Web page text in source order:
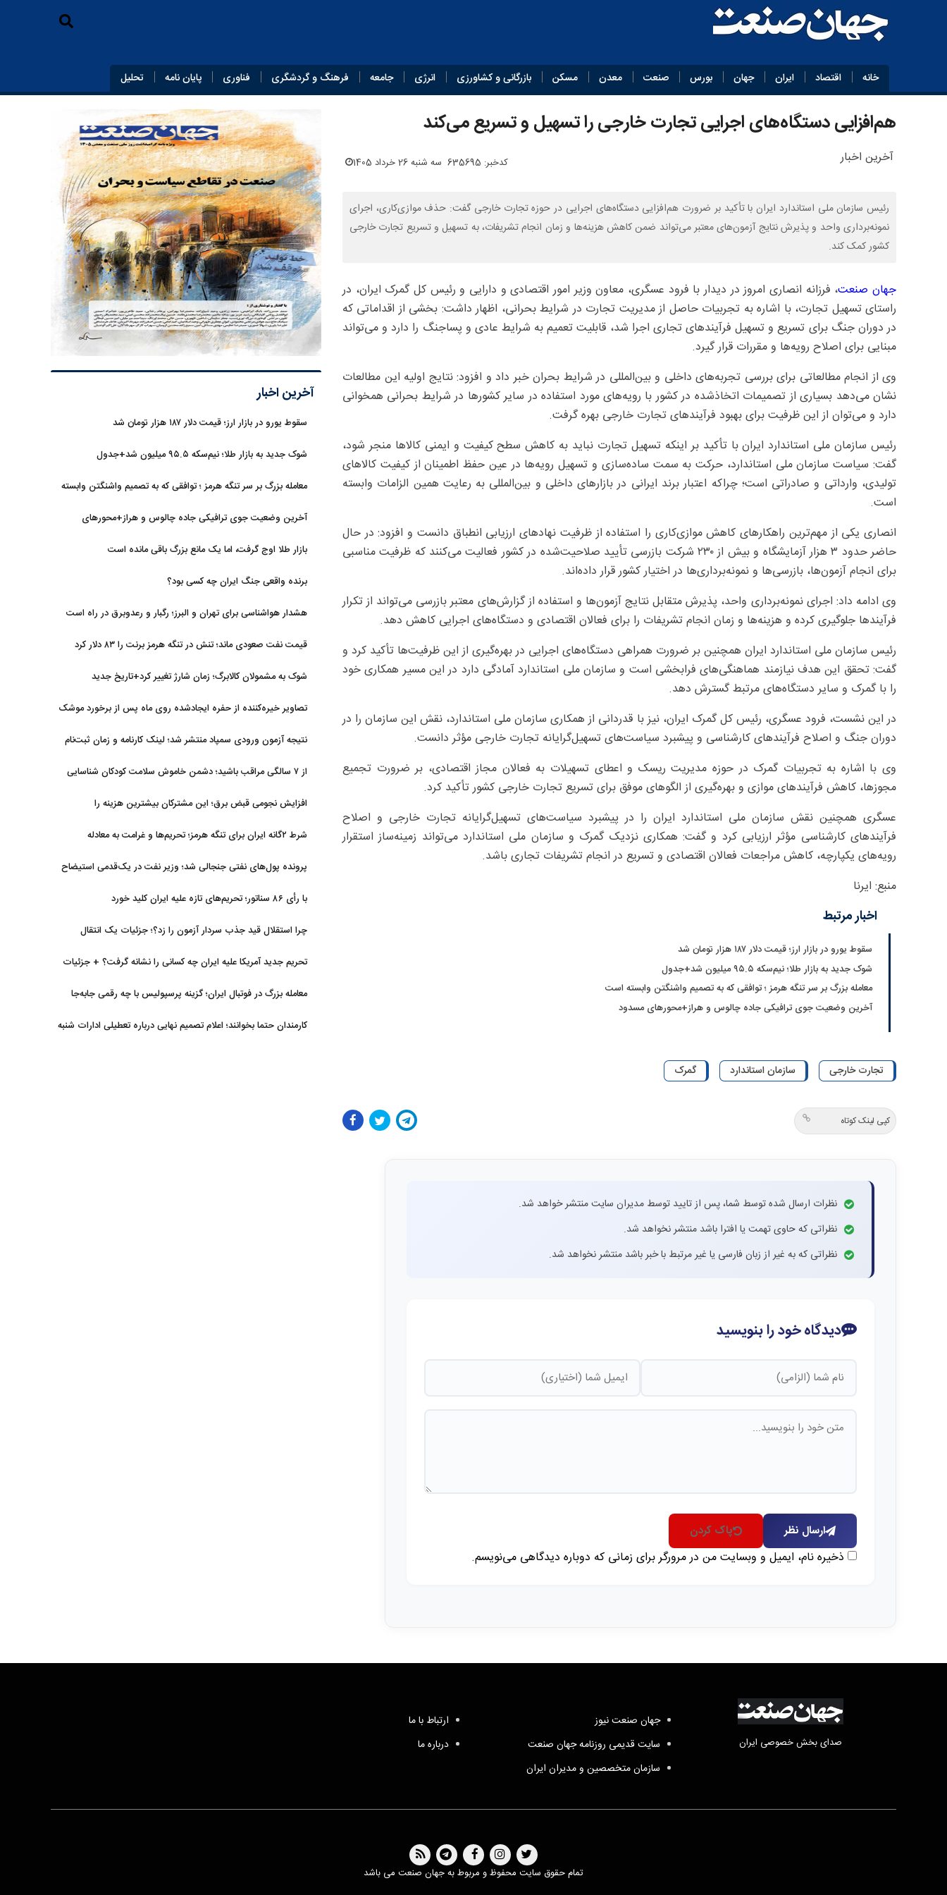
خانه اقتصاد ایران جهان بورس صنعت معدن مسکن بازرگانی و کشاورزی انرژی جامعه فرهنگ و گردشگری فناوری پایان‌ نامه تحلیل
هم‌افزایی دستگاه‌های اجرایی تجارت خارجی را تسهیل و تسریع می‌کند
آخرین اخبار کدخبر: 635695 سه شنبه 26 خرداد 1405
رئیس سازمان ملی استاندارد ایران با تأکید بر ضرورت هم‌افزایی دستگاه‌های اجرایی در حوزه تجارت خارجی گفت: حذف موازی‌کاری، اجرای
نمونه‌برداری واحد و پذیرش نتایج آزمون‌های معتبر می‌تواند ضمن کاهش هزینه‌ها و زمان انجام تشریفات، به تسهیل و تسریع تجارت خارجی
کشور کمک کند.
جهان صنعت، فرزانه انصاری امروز در دیدار با فرود عسگری، معاون وزیر امور اقتصادی و دارایی و رئیس کل گمرک ایران، در
راستای تسهیل تجارت، با اشاره به تجربیات حاصل از مدیریت تجارت در شرایط بحرانی، اظهار داشت: بخشی از اقداماتی که
در دوران جنگ برای تسریع و تسهیل فرآیندهای تجاری اجرا شد، قابلیت تعمیم به شرایط عادی و پساجنگ را دارد و می‌تواند
مبنایی برای اصلاح رویه‌ها و مقررات قرار گیرد.
وی از انجام مطالعاتی برای بررسی تجربه‌های داخلی و بین‌المللی در شرایط بحران خبر داد و افزود: نتایج اولیه این مطالعات
نشان می‌دهد بسیاری از تصمیمات اتخاذشده در کشور با رویه‌های مورد استفاده در سایر کشورها در شرایط بحرانی همخوانی
دارد و می‌توان از این ظرفیت برای بهبود فرآیندهای تجارت خارجی بهره گرفت.
رئیس سازمان ملی استاندارد ایران با تأکید بر اینکه تسهیل تجارت نباید به کاهش سطح کیفیت و ایمنی کالاها منجر شود،
گفت: سیاست سازمان ملی استاندارد، حرکت به سمت ساده‌سازی و تسهیل رویه‌ها در عین حفظ اطمینان از کیفیت کالاهای
تولیدی، وارداتی و صادراتی است؛ چراکه اعتبار برند ایرانی در بازارهای داخلی و بین‌المللی به رعایت همین الزامات وابسته
است.
انصاری یکی از مهم‌ترین راهکارهای کاهش موازی‌کاری را استفاده از ظرفیت نهادهای ارزیابی انطباق دانست و افزود: در حال
حاضر حدود ۳ هزار آزمایشگاه و بیش از ۲۳۰ شرکت بازرسی تأیید صلاحیت‌شده در کشور فعالیت می‌کنند که ظرفیت مناسبی
برای انجام آزمون‌ها، بازرسی‌ها و نمونه‌برداری‌ها در اختیار کشور قرار داده‌اند.
وی ادامه داد: اجرای نمونه‌برداری واحد، پذیرش متقابل نتایج آزمون‌ها و استفاده از گزارش‌های معتبر بازرسی می‌تواند از تکرار
فرآیندها جلوگیری کرده و هزینه‌ها و زمان انجام تشریفات را برای فعالان اقتصادی و دستگاه‌های اجرایی کاهش دهد.
رئیس سازمان ملی استاندارد ایران همچنین بر ضرورت همراهی دستگاه‌های اجرایی در بهره‌گیری از این ظرفیت‌ها تأکید کرد و
گفت: تحقق این هدف نیازمند هماهنگی‌های فرابخشی است و سازمان ملی استاندارد آمادگی دارد در این مسیر همکاری خود
را با گمرک و سایر دستگاه‌های مرتبط گسترش دهد.
در این نشست، فرود عسگری، رئیس کل گمرک ایران، نیز با قدردانی از همکاری سازمان ملی استاندارد، نقش این سازمان را در
دوران جنگ و اصلاح فرآیندهای کارشناسی و پیشبرد سیاست‌های تسهیل‌گرایانه تجارت خارجی مؤثر دانست.
وی با اشاره به تجربیات گمرک در حوزه مدیریت ریسک و اعطای تسهیلات به فعالان مجاز اقتصادی، بر ضرورت تجمیع
مجوزها، کاهش فرآیندهای موازی و بهره‌گیری از الگوهای موفق برای تسریع تجارت خارجی کشور تأکید کرد.
عسگری همچنین نقش سازمان ملی استاندارد ایران را در پیشبرد سیاست‌های تسهیل‌گرایانه تجارت خارجی و اصلاح
فرآیندهای کارشناسی مؤثر ارزیابی کرد و گفت: همکاری نزدیک گمرک و سازمان ملی استاندارد می‌تواند زمینه‌ساز استقرار
رویه‌های یکپارچه، کاهش مراجعات فعالان اقتصادی و تسریع در انجام تشریفات تجاری باشد.
منبع: ایرنا
اخبار مرتبط
سقوط یورو در بازار ارز؛ قیمت دلار ۱۸۷ هزار تومان شد
شوک جدید به بازار طلا؛ نیم‌سکه ۹۵.۵ میلیون شد+جدول
معامله بزرگ بر سر تنگه هرمز ؛ توافقی که به تصمیم واشنگتن وابسته است
آخرین وضعیت جوی ترافیکی جاده چالوس و هراز+محورهای مسدود
تجارت خارجی سازمان استاندارد گمرک
کپی لینک کوتاه
نظرات ارسال شده توسط شما، پس از تایید توسط مدیران سایت منتشر خواهد شد.
نظراتی که حاوی تهمت یا افترا باشد منتشر نخواهد شد.
نظراتی که به غیر از زبان فارسی یا غیر مرتبط با خبر باشد منتشر نخواهد شد.
دیدگاه خود را بنویسید
ارسال نظر پاک کردن
ذخیره نام، ایمیل و وبسایت من در مرورگر برای زمانی که دوباره دیدگاهی می‌نویسم.
آخرین اخبار
سقوط یورو در بازار ارز؛ قیمت دلار ۱۸۷ هزار تومان شد
شوک جدید به بازار طلا؛ نیم‌سکه ۹۵.۵ میلیون شد+جدول
معامله بزرگ بر سر تنگه هرمز ؛ توافقی که به تصمیم واشنگتن وابسته
آخرین وضعیت جوی ترافیکی جاده چالوس و هراز+محورهای
بازار طلا اوج گرفت، اما یک مانع بزرگ باقی مانده است
برنده واقعی جنگ ایران چه کسی بود؟
هشدار هواشناسی برای تهران و البرز؛ رگبار و رعدوبرق در راه است
قیمت نفت صعودی ماند؛ تنش در تنگه هرمز برنت را ۸۳ دلار کرد
شوک به مشمولان کالابرگ؛ زمان شارژ تغییر کرد+تاریخ جدید
تصاویر خیره‌کننده از حفره ایجادشده روی ماه پس از برخورد موشک
نتیجه آزمون ورودی سمپاد منتشر شد؛ لینک کارنامه و زمان ثبت‌نام
از ۷ سالگی مراقب باشید؛ دشمن خاموش سلامت کودکان شناسایی
افزایش نجومی قبض برق؛ این مشترکان بیشترین هزینه را
شرط ۲گانه ایران برای تنگه هرمز؛ تحریم‌ها و غرامت به معادله
پرونده پول‌های نفتی جنجالی شد؛ وزیر نفت در یک‌قدمی استیضاح
با رأی ۸۶ سناتور؛ تحریم‌های تازه علیه ایران کلید خورد
چرا استقلال قید جذب سردار آزمون را زد؟؛ جزئیات یک انتقال
تحریم جدید آمریکا علیه ایران چه کسانی را نشانه گرفت؟ + جزئیات
معامله بزرگ در فوتبال ایران؛ گزینه پرسپولیس با چه رقمی جابه‌جا
کارمندان حتما بخوانند؛ اعلام تصمیم نهایی درباره تعطیلی ادارات شنبه
صدای بخش خصوصی ایران
جهان صنعت نیوز
سایت قدیمی روزنامه جهان صنعت
سازمان متخصصین و مدیران ایران
ارتباط با ما
درباره ما
تمام حقوق سایت محفوظ و مربوط به جهان صنعت می باشد